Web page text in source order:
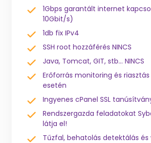
1Gbps garantált internet
10Gbit/s)
1db fix IPv4
SSH root hozzáférés NINCS
Java, Tomcat, GIT, stb... NINCS
Erőforrás monitoring és
esetén
Ingyenes cPanel SSL
Rendszergazda feladatokat
látja el!
Tűzfal, behatolás detektálás